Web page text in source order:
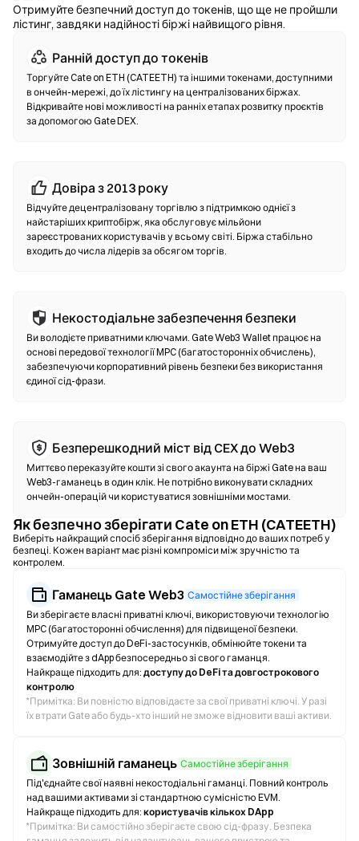
зберіганню активів. Некостодіальні гаманці дозволяють
зберігати власні приватні ключі та здійснювати своп токенів
також підтримують введення фіату, що дозволяє купувати
CATEETH за допомогою кредитної картки, не звертаючись до
біржі. Завжди створюйте резервну копію сід-фрази та
перевіряйте адреси контрактів перед підтвердженням
будь-якої транзакції.
Торгуйте напряму з іншими користувачами без
посередників. DEX використовує смарт-контракти для
здійснення свопів на блокчейні—реєстрація чи
підтвердження особи не потрібні. Під’єднайте сумісний
гаманець, оберіть пару токенів, встановіть допустимий
централізованих ринків через глибину ліквідності. Більшість
операцій на DEX відбувається на ланцюгах, сумісних з EVM,
таких як Ethereum, BNB Chain та Polygon.
Отримуйте безпечний доступ до токенів, що ще не пройшли
лістинг, завдяки надійності біржі найвищого рівня.
Ранній доступ до токенів
Торгуйте Cate on ETH (CATEETH) та іншими токенами, доступними
в ончейн-мережі, до їх лістингу на централізованих біржах.
Відкривайте нові можливості на ранніх етапах розвитку проєктів
за допомогою Gate DEX.
Довіра з 2013 року
Відчуйте децентралізовану торгівлю з підтримкою однієї з
найстаріших криптобірж, яка обслуговує мільйони
зареєстрованих користувачів у всьому світі. Біржа стабільно
входить до числа лідерів за обсягом торгів.
Некостодіальне забезпечення безпеки
Ви володієте приватними ключами. Gate Web3 Wallet працює на
основі передової технології MPC (багатосторонніх обчислень),
забезпечуючи корпоративний рівень безпеки без використання
єдиної сід-фрази.
Безперешкодний міст від CEX до Web3
Миттєво переказуйте кошти зі свого акаунта на біржі Gate на ваш
Web3-гаманець в один клік. Не потрібно виконувати складних
ончейн-операцій чи користуватися зовнішніми мостами.
Як безпечно зберігати Cate on ETH (CATEETH)
Виберіть найкращий спосіб зберігання відповідно до ваших потреб у
безпеці. Кожен варіант має різні компроміси між зручністю та
контролем.
Гаманець Gate Web3 Самостійне зберігання
Ви зберігаєте власні приватні ключі, використовуючи технологію
MPC (багатосторонні обчислення) для підвищеної безпеки.
Отримуйте доступ до DeFi-застосунків, обмінюйте токени та
взаємодійте з dApp безпосередньо зі свого гаманця.
Найкраще підходить для: доступу до DeFi та довгострокового
контролю
*Примітка: Ви повністю відповідаєте за свої приватні ключі. У разі
їх втрати Gate або будь-хто інший не зможе відновити ваші активи.
Зовнішній гаманець Самостійне зберігання
Під'єднайте свої наявні некостодіальні гаманці. Повний контроль
над вашими активами зі стандартною сумісністю EVM.
Найкраще підходить для: користувачів кількох DApp
*Примітка: Ви самостійно зберігаєте свою сід-фразу. Безпека